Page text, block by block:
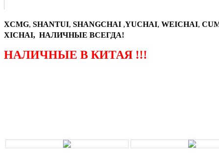
XCMG, SHANTUI, SHANGCHAI ,YUCHAI, WEICHAI,
XICHAI, НАЛИЧНЫЕ ВСЕГДА!
НАЛИЧНЫЕ В КИТАЯ !!!